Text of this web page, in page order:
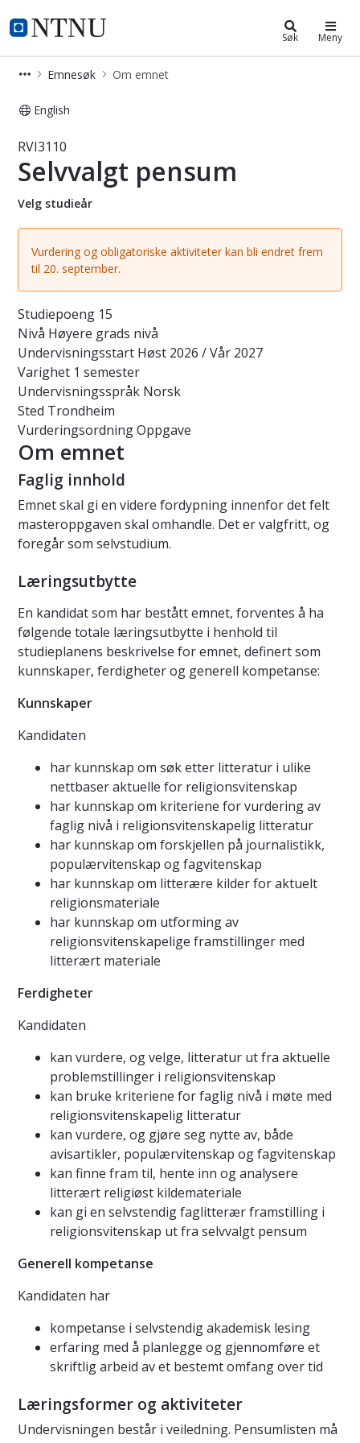
NTNU Hjemmeside
Studier Søk Meny
Emnesøk Om emnet
English
Emne - Selvvalgt pensum - RVI3110
RVI3110
Selvvalgt pensum
Velg studieår
Vurdering og obligatoriske aktiviteter kan bli endret frem
til 20. september.
Studiepoeng 15
Nivå Høyere grads nivå
Undervisningsstart Høst 2026 / Vår 2027
Varighet 1 semester
Undervisningsspråk Norsk
Sted Trondheim
VurderingsordningOppgave
Om emnet
Faglig innhold
Emnet skal gi en videre fordypning innenfor det felt
masteroppgaven skal omhandle. Det er valgfritt, og
foregår som selvstudium.
Læringsutbytte
En kandidat som har bestått emnet, forventes å ha
følgende totale læringsutbytte i henhold til
studieplanens beskrivelse for emnet, definert som
kunnskaper, ferdigheter og generell kompetanse:
Kunnskaper
Kandidaten
har kunnskap om søk etter litteratur i ulike
nettbaser aktuelle for religionsvitenskap
har kunnskap om kriteriene for vurdering av
faglig nivå i religionsvitenskapelig litteratur
har kunnskap om forskjellen på journalistikk,
populærvitenskap og fagvitenskap
har kunnskap om litterære kilder for aktuelt
religionsmateriale
har kunnskap om utforming av
religionsvitenskapelige framstillinger med
litterært materiale
Ferdigheter
Kandidaten
kan vurdere, og velge, litteratur ut fra aktuelle
problemstillinger i religionsvitenskap
kan bruke kriteriene for faglig nivå i møte med
religionsvitenskapelig litteratur
kan vurdere, og gjøre seg nytte av, både
avisartikler, populærvitenskap og fagvitenskap
kan finne fram til, hente inn og analysere
litterært religiøst kildemateriale
kan gi en selvstendig faglitterær framstilling i
religionsvitenskap ut fra selvvalgt pensum
Generell kompetanse
Kandidaten har
kompetanse i selvstendig akademisk lesing
erfaring med å planlegge og gjennomføre et
skriftlig arbeid av et bestemt omfang over tid
Læringsformer og aktiviteter
Undervisningen består i veiledning. Pensumlisten må